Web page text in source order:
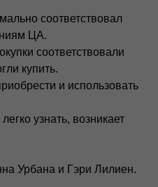
соответствовал
ЦА.
соответствовали
купить.
и использовать
узнать, возникает
Урбана и Гэри Лилиен.